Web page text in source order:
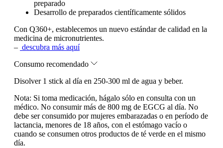
preparado
Desarrollo de preparados científicamente sólidos
Con Q360+, establecemos un nuevo estándar de calidad en la
medicina de micronutrientes.
– descubra más aquí
Consumo recomendado
Disolver 1 stick al día en 250-300 ml de agua y beber.
Nota: Si toma medicación, hágalo sólo en consulta con un
médico. No consumir más de 800 mg de EGCG al día. No
debe ser consumido por mujeres embarazadas o en período de
lactancia, menores de 18 años, con el estómago vacío o
cuando se consumen otros productos de té verde en el mismo
día.